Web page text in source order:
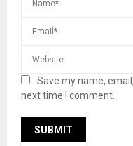
Save my name,
next time I comment.